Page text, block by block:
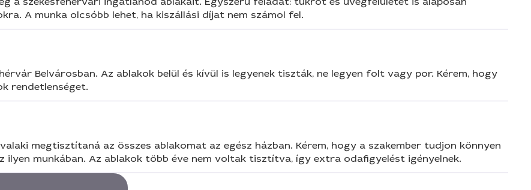
A munka olcsóbb lehet, ha kiszállási díjat nem számol fel.
Belvárosban. Az ablakok belül és kívül is legyenek tiszták, ne legyen folt vagy por. Kérem, hogy
rendetlenséget.
megtisztítaná az összes ablakomat az egész házban. Kérem, hogy a szakember tudjon könnyen
ilyen munkában. Az ablakok több éve nem voltak tisztítva, így extra odafigyelést igényelnek.